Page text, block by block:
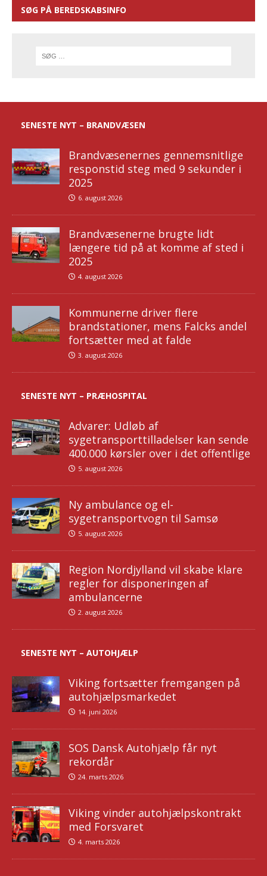
SØG PÅ BEREDSKABSINFO
SENESTE NYT – BRANDVÆSEN
Brandvæsenernes gennemsnitlige
responstid steg med 9 sekunder i
2025
6. august 2026
Brandvæsenerne brugte lidt
længere tid på at komme af sted i
2025
4. august 2026
Kommunerne driver flere
brandstationer, mens Falcks andel
fortsætter med at falde
3. august 2026
SENESTE NYT – PRÆHOSPITAL
Advarer: Udløb af
sygetransporttilladelser kan sende
400.000 kørsler over i det offentlige
5. august 2026
Ny ambulance og el-
sygetransportvogn til Samsø
5. august 2026
Region Nordjylland vil skabe klare
regler for disponeringen af
ambulancerne
2. august 2026
SENESTE NYT – AUTOHJÆLP
Viking fortsætter fremgangen på
autohjælpsmarkedet
14. juni 2026
SOS Dansk Autohjælp får nyt
rekordår
24. marts 2026
Viking vinder autohjælpskontrakt
med Forsvaret
4. marts 2026